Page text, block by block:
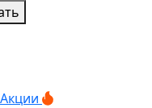
Акции